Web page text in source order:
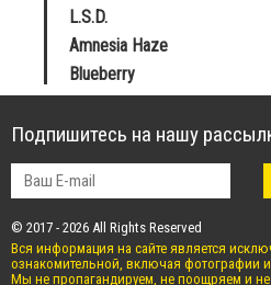
L.S.D.
Amnesia Haze
Blueberry
Подпишитесь на нашу
© 2017 - 2026 All Rights Reserved
Вся информация на сайте является
ознакомительной, включая фотографии и
Мы не пропагандируем, не поощряем и